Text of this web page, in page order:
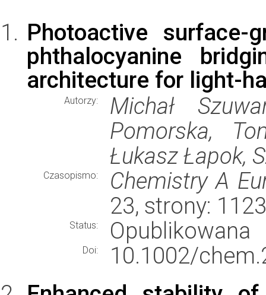
Photoactive
phthalocyanine
architecture for light-
Autorzy:
Michał
Pomorska,
Łukasz Łapok,
Czasopismo:
Chemistry A
23, strony:
Status: Opublikowana
Doi:
10.1002/